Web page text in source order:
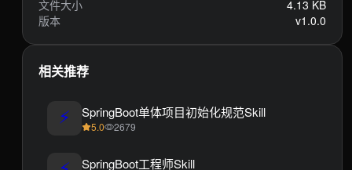
文件大小
4.13 KB
版本
v1.0.0
相关推荐
⚡ SpringBoot单体项目初始化规范Skill
5.0 2679
SpringBoot工程师Skill